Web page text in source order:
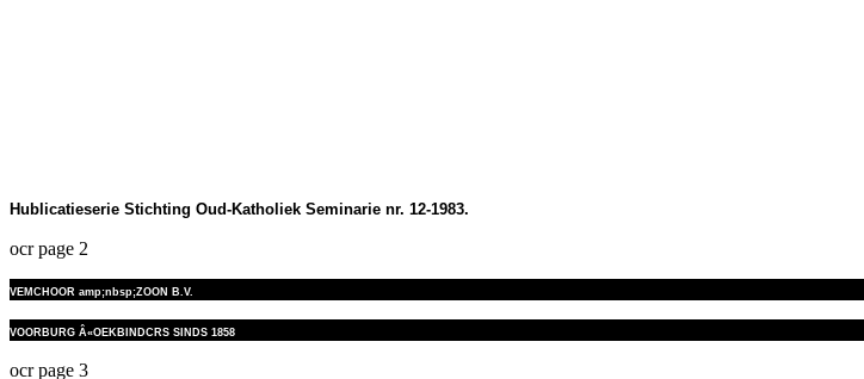
Hublicatieserie Stichting Oud-Katholiek Seminarie nr. 12-1983.
ocr page 2
VEMCHOOR amp;nbsp;ZOON B.V.
VOORBURG Â«OEKBINDCRS SINDS 1858
ocr page 3